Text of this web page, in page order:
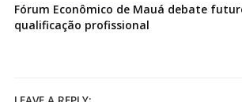
Fórum Econômico de Mauá debate
qualificação profissional